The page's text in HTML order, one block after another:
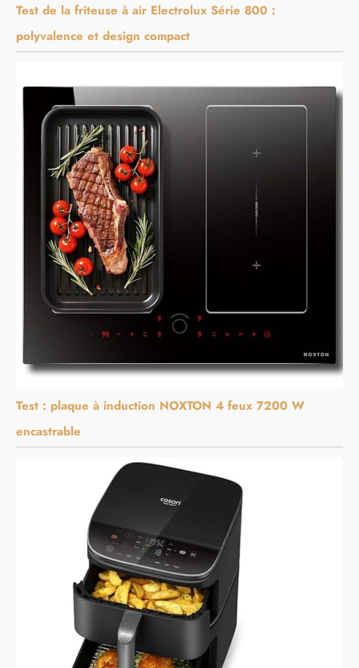
Test de la friteuse à air Electrolux Série 800 :
polyvalence et design compact
Test : plaque à induction NOXTON 4 feux 7200 W
encastrable